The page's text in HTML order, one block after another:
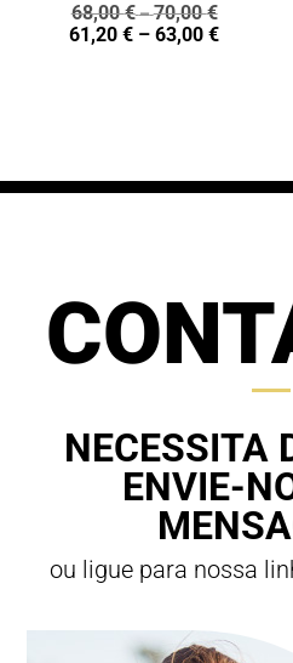
68,00€–70,00€Price
range:
61,20€ – 63,00€Price
NECESSITA
ENVIE-
ou ligue para nossa